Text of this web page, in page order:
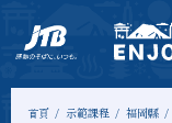
首頁 示範課程 福岡縣
首
頁
最新
資訊